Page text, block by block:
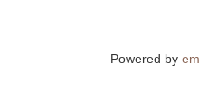
Powered by